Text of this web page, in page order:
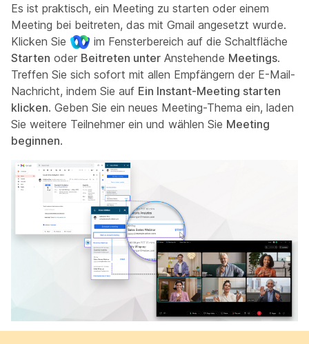
Es ist praktisch, ein Meeting zu starten oder einem
Meeting bei beitreten, das mit Gmail angesetzt wurde.
Klicken Sie
im Fensterbereich auf die Schaltfläche
Starten oder Beitreten unter Anstehende Meetings.
Treffen Sie sich sofort mit allen Empfängern der E-Mail-
Nachricht, indem Sie auf Ein Instant-Meeting starten
klicken. Geben Sie ein neues Meeting-Thema ein, laden
Sie weitere Teilnehmer ein und wählen Sie Meeting
beginnen.